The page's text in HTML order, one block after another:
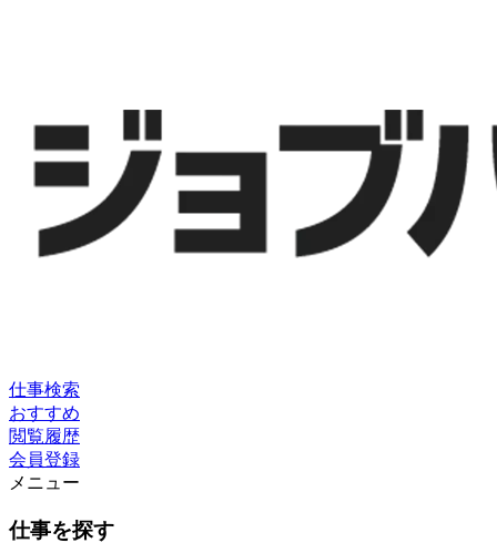
仕事検索
おすすめ
閲覧履歴
会員登録
メニュー
仕事を探す